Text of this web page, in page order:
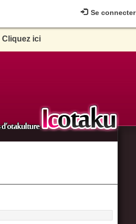
Se connecter
Cliquez ici